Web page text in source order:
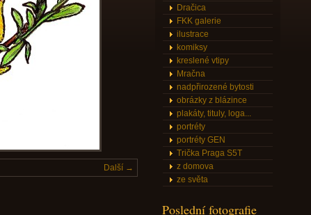
Další →
Dračica
FKK galerie
ilustrace
komiksy
kreslené vtipy
Mračna
nadpřirozené bytosti
obrázky z blázince
plakáty, tituly, loga...
portréty
portréty GEN
Trička Praga S5T
z domova
ze světa
Poslední fotografie